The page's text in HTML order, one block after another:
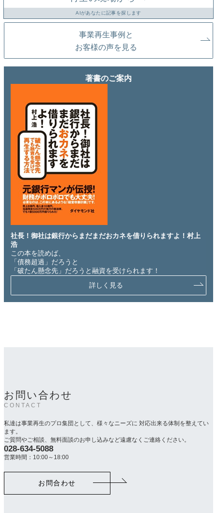
AIがあなたに記事を探します
事業再生事例と
お客様の声を見る
著書のご案内
社長！御社は銀行からまだまだおカネを借りられますよ！村上
浩
この本を読めば、
「債務超過」だろうと
「破たん懸念先」だろうと融資を受けられます！
詳しく見る
お問い合わせ
CONTACT
私達は事業再生のプロ集団として、様々なニーズに 対応出来る体制を整えてい
ます。
ご質問やご相談、無料面談のお申し込みなど遠慮なくご連絡ください。
カ
ラ
ク
028-634-5088
営業時間：10:00～18:00
お問合わせ